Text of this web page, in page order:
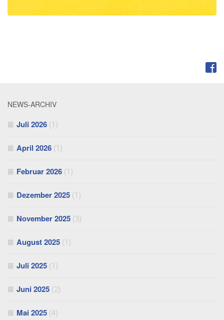
NEWS-ARCHIV
Juli 2026 (1)
April 2026 (1)
Februar 2026 (1)
Dezember 2025 (1)
November 2025 (3)
August 2025 (1)
Juli 2025 (1)
Juni 2025 (2)
Mai 2025 (4)